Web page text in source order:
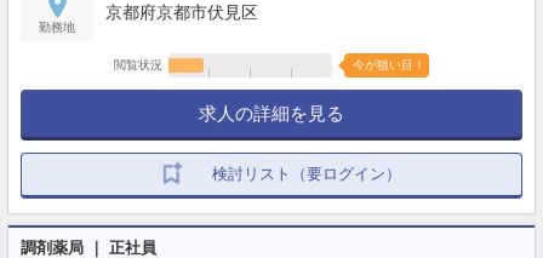
勤務地
京都府京都市伏見区
閲覧状況 今が狙い目！
求人の詳細を見る
検討リスト（要ログイン）
調剤薬局 ｜ 正社員